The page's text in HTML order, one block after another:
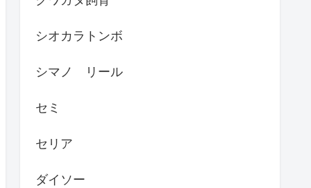
シオカラトンボ
シマノ リール
セミ
セリア
ダイソー